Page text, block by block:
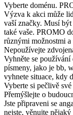
Vyberte doménu.
Výzva k akci může
vaší značky. Musí
také vaše. PROMO
různými možnostmi
Nepoužívejte
Vyhněte se
písmeny, jako je bb,
vyhnete situace, kdy
Vyberte si pečlivě
Přemýšlejte o
Jste připraveni se
nejste, věnujte